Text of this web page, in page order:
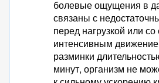
болевые ощущения в
связаны с
перед нагрузкой или
интенсивным
разминки
минут, организм не